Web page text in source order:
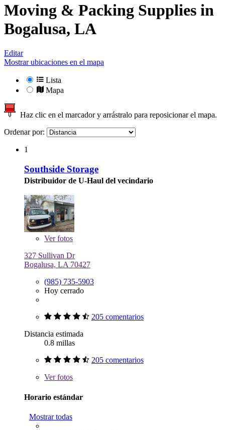
Moving & Packing Supplies in
Bogalusa, LA
Editar
Mostrar ubicaciones en el mapa
Lista
Mapa
Haz clic en el marcador y arrástralo para reposicionar el mapa.
Ordenar por:
1
Southside Storage
Distribuidor de U-Haul del vecindario
Verfotos
327 Sullivan Dr
Bogalusa, LA 70427
(985) 735-5903
Hoy cerrado
205 comentarios
Distancia estimada
0.8 millas
205 comentarios
Verfotos
Horario estándar
Mostrar todas